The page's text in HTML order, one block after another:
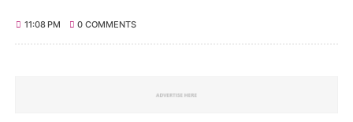
11:08 PM 0 COMMENTS